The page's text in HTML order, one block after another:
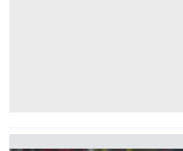
Metnimiziziyaret edebilirsiniz.